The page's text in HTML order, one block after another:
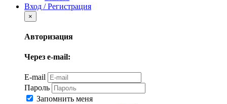
Вход / Регистрация
×
Авторизация
Через e-mail:
E-mail
Пароль
Запомнить меня